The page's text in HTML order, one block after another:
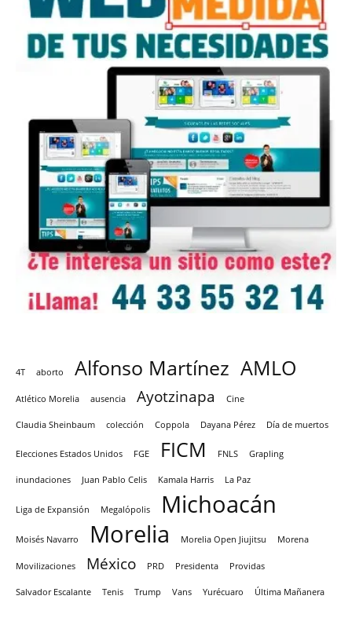
4T aborto Alfonso Martínez AMLO
Atlético Morelia ausencia Ayotzinapa Cine
Claudia Sheinbaum colección Coppola Dayana Pérez Día de muertos
Elecciones Estados Unidos FGE FICM FNLS Grapling
inundaciones Juan Pablo Celis Kamala Harris La Paz
Liga de Expansión Megalópolis Michoacán
Moisés Navarro Morelia Morelia Open Jiujitsu Morena
Movilizaciones México PRD Presidenta Providas
Salvador Escalante Tenis Trump Vans Yurécuaro Última Mañanera